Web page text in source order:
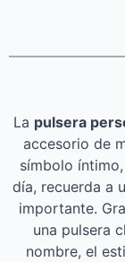
La pulsera
accesorio de
símbolo
día, recuerda a
importante.
una pulsera
nombre, el